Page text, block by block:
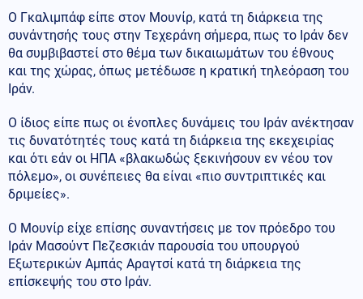
Ο Γκαλιμπάφ είπε στον Μουνίρ, κατά τη διάρκεια της
συνάντησής τους στην Τεχεράνη σήμερα, πως το Ιράν δεν
θα συμβιβαστεί στο θέμα των δικαιωμάτων του έθνους
και της χώρας, όπως μετέδωσε η κρατική τηλεόραση του
Ιράν.
Ο ίδιος είπε πως οι ένοπλες δυνάμεις του Ιράν ανέκτησαν
τις δυνατότητές τους κατά τη διάρκεια της εκεχειρίας
και ότι εάν οι ΗΠΑ «βλακωδώς ξεκινήσουν εν νέου τον
πόλεμο», οι συνέπειες θα είναι «πιο συντριπτικές και
δριμείες».
Ο Μουνίρ είχε επίσης συναντήσεις με τον πρόεδρο του
Ιράν Μασούντ Πεζεσκιάν παρουσία του υπουργού
Εξωτερικών Αμπάς Αραγτσί κατά τη διάρκεια της
επίσκεψής του στο Ιράν.